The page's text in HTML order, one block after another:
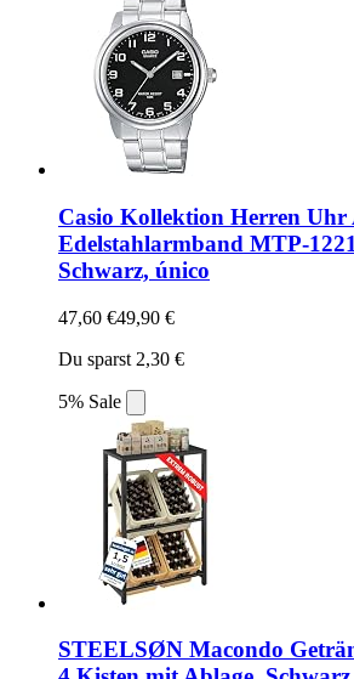
Casio Kollektion Herren
Edelstahlarmband MTP-
Schwarz, único
47,60 €49,90 €
Du sparst 2,30 €
5% Sale
STEELSØN Macondo